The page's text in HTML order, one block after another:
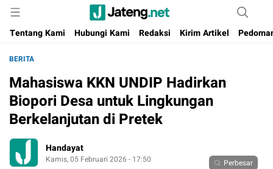
Jateng.net
Portal Media Anak Muda Jawa Tengah
Tentang Kami
Hubungi Kami Redaksi Kirim Artikel
BERITA
Mahasiswa KKN UNDIP Hadirkan
Biopori Desa untuk Lingkungan
Berkelanjutan di Pretek
Handayat
Kamis, 05 Februari 2026 - 17:50 Perbesar